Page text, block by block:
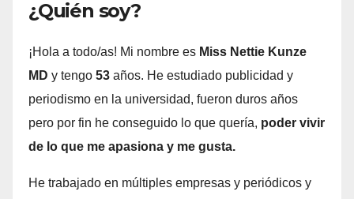
¿Quién soy?
¡Hola a todo/as! Mi nombre es Miss Nettie Kunze
MD y tengo 53 años. He estudiado publicidad y
periodismo en la universidad, fueron duros años
pero por fin he conseguido lo que quería, poder vivir
de lo que me apasiona y me gusta.
He trabajado en múltiples empresas y periódicos y